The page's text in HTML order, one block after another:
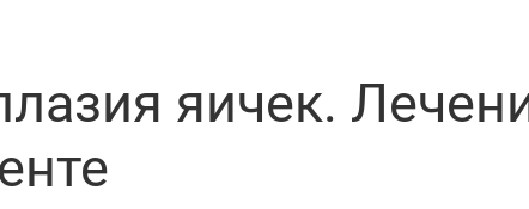
яичек.